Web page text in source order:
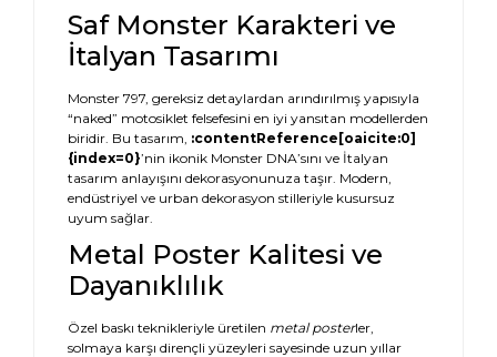
Saf Monster Karakteri ve
İtalyan Tasarımı
Monster 797, gereksiz detaylardan arındırılmış yapısıyla
“naked” motosiklet felsefesini en iyi yansıtan modellerden
biridir. Bu tasarım, :contentReference[oaicite:0]
{index=0}’nin ikonik Monster DNA’sını ve İtalyan
tasarım anlayışını dekorasyonunuza taşır. Modern,
endüstriyel ve urban dekorasyon stilleriyle kusursuz
uyum sağlar.
Metal Poster Kalitesi ve
Dayanıklılık
Özel baskı teknikleriyle üretilen metal posterler,
solmaya karşı dirençli yüzeyleri sayesinde uzun yıllar